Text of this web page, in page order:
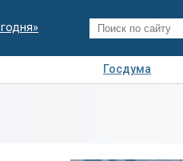
Госдума